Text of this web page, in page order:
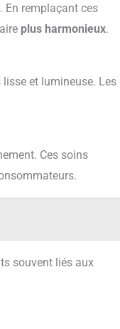
En remplaçant ces
plus harmonieux.
et lumineuse. Les
Ces soins
souvent liés aux